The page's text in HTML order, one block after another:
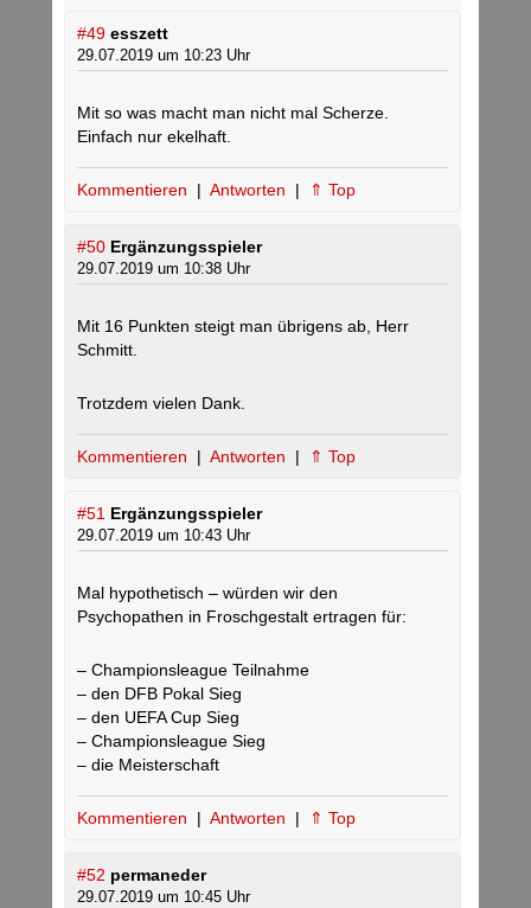
#49 esszett
29.07.2019 um 10:23 Uhr
Mit so was macht man nicht mal Scherze.
Einfach nur ekelhaft.
Kommentieren | Antworten | ⇑ Top
#50 Ergänzungsspieler
29.07.2019 um 10:38 Uhr
Mit 16 Punkten steigt man übrigens ab, Herr
Schmitt.
Trotzdem vielen Dank.
Kommentieren | Antworten | ⇑ Top
#51 Ergänzungsspieler
29.07.2019 um 10:43 Uhr
Mal hypothetisch – würden wir den
Psychopathen in Froschgestalt ertragen für:
– Championsleague Teilnahme
– den DFB Pokal Sieg
– den UEFA Cup Sieg
– Championsleague Sieg
– die Meisterschaft
Kommentieren | Antworten | ⇑ Top
#52 permaneder
29.07.2019 um 10:45 Uhr